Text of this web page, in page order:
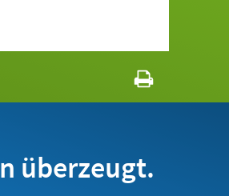
überzeugt.